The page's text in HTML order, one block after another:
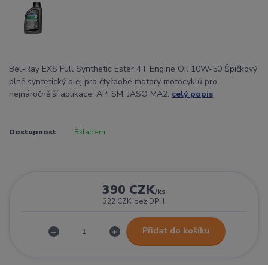
Bel-Ray EXS Full Synthetic Ester 4T Engine Oil 10W-50 Špičkový
plně syntetický olej pro čtyřdobé motory motocyklů pro
nejnáročnější aplikace. API SM, JASO MA2. celý popis
Dostupnost Skladem
390 CZK/ks
322 CZK bez DPH
Přidat do košíku